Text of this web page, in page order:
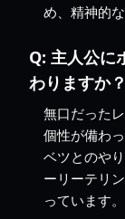
め、精神的
Q: 主人公に
わりますか？
無口だった
個性が備わ
ベツとのや
ーリーテリ
っています。